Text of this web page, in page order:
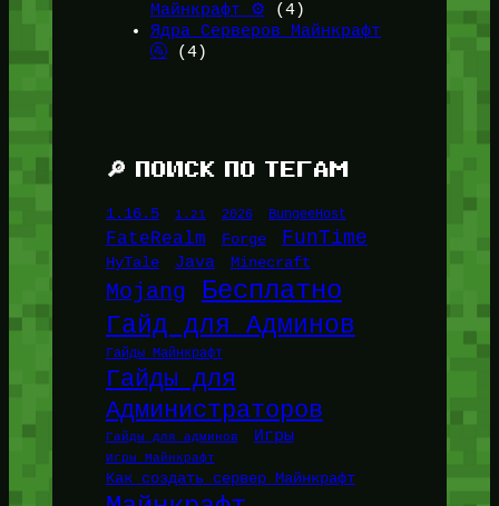
Майнкрафт ⚙️ (4)
Ядра Серверов Майнкрафт
🚰(4)
🔎 ПОИСК ПО ТЕГАМ
1.16.5 1.21 2026 BungeeHost
FateRealm Forge FunTime
HyTale Java Minecraft
Mojang Бесплатно
Гайд для Админов
Гайды Майнкрафт
Гайды для
Администраторов
Гайды для админов Игры
Игры Майнкрафт
Как создать сервер Майнкрафт